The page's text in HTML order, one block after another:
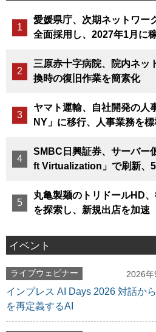
愛媛県庁、次期ネットワー
全面採用し、2027年1月に
三原赤十字病院、院内ネッ
換時の復旧作業を簡素化
ヤマト運輸、自社開発の人
NY」に移行、人事業務を
SMBC日興証券、サーバー
ft Virtualization」で刷新、
丸亀製麺のトリドールHD
を探索し、新規出店を加速
イベント
ライブウェビナー 2026
インプレス AI Days 2026 対話か
を再定義するAI